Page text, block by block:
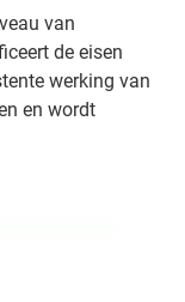
van
de eisen
werking van
en wordt